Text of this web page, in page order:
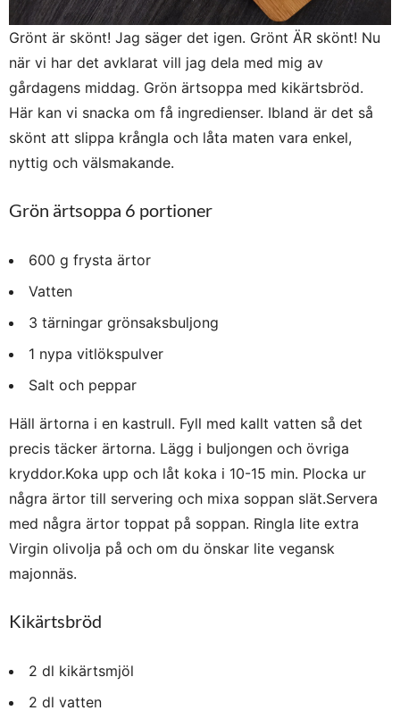
Grönt är skönt! Jag säger det igen. Grönt ÄR skönt! Nu
när vi har det avklarat vill jag dela med mig av
gårdagens middag. Grön ärtsoppa med kikärtsbröd.
Här kan vi snacka om få ingredienser. Ibland är det så
skönt att slippa krångla och låta maten vara enkel,
nyttig och välsmakande.
Grön ärtsoppa 6 portioner
600 g frysta ärtor
Vatten
3 tärningar grönsaksbuljong
1 nypa vitlökspulver
Salt och peppar
Häll ärtorna i en kastrull. Fyll med kallt vatten så det
precis täcker ärtorna. Lägg i buljongen och övriga
kryddor.Koka upp och låt koka i 10-15 min. Plocka ur
några ärtor till servering och mixa soppan slät.Servera
med några ärtor toppat på soppan. Ringla lite extra
Virgin olivolja på och om du önskar lite vegansk
majonnäs.
Kikärtsbröd
2 dl kikärtsmjöl
2 dl vatten